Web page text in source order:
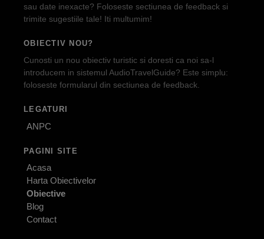
sau date inexacte? Foloseste sectiunea de feedback si
trimite sugestiile tale! Iti multumim!
OBIECTIV NOU?
Cunosti un nou obiectiv turistic si doresti ca noi sa-l
introducem in sistemul AudioTravelGuide? Este simplu:
foloseste formularul din sectiunea de feedback.
LEGATURI
ANPC
PAGINI SITE
Acasa
Harta Obiectivelor
Obiective
Blog
Contact